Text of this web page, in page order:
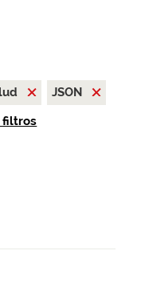
JSON
filtros